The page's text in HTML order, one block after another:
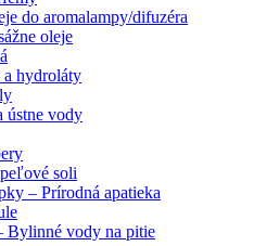
do aromalampy/difuzéra
oleje
hydroláty
ústne vody
soli
– Prírodná apatieka
Bylinné vody na pitie